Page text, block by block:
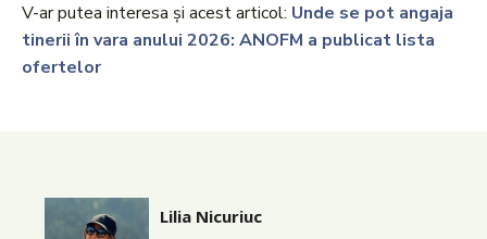
V-ar putea interesa și acest articol: Unde se pot angaja
tinerii în vara anului 2026: ANOFM a publicat lista
ofertelor
Lilia Nicuriuc